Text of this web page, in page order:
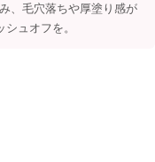
、毛穴落ちや厚塗り感が
ュオフを。